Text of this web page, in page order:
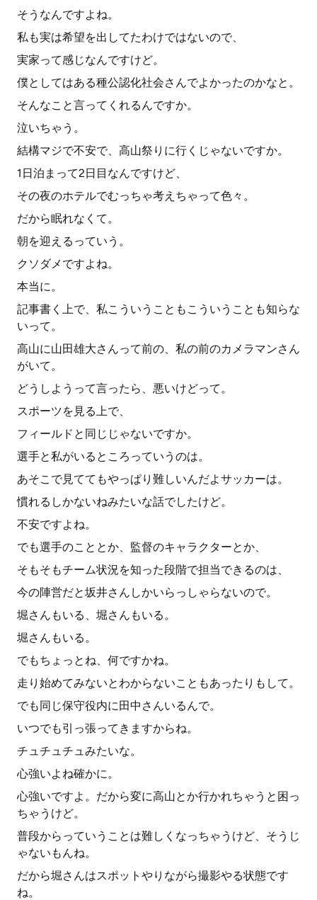
そうなんですよね。
私も実は希望を出してたわけではないので、
実家って感じなんですけど。
僕としてはある種公認化社会さんでよかったのかなと。
そんなこと言ってくれるんですか。
泣いちゃう。
結構マジで不安で、高山祭りに行くじゃないですか。
1日泊まって2日目なんですけど、
その夜のホテルでむっちゃ考えちゃって色々。
だから眠れなくて。
朝を迎えるっていう。
クソダメですよね。
本当に。
記事書く上で、私こういうこともこういうことも知らな
いって。
高山に山田雄大さんって前の、私の前のカメラマンさん
がいて。
どうしようって言ったら、悪いけどって。
スポーツを見る上で、
フィールドと同じじゃないですか。
選手と私がいるところっていうのは。
あそこで見ててもやっぱり難しいんだよサッカーは。
慣れるしかないねみたいな話でしたけど。
不安ですよね。
でも選手のこととか、監督のキャラクターとか、
そもそもチーム状況を知った段階で担当できるのは、
今の陣営だと坂井さんしかいらっしゃらないので。
堀さんもいる、堀さんもいる。
堀さんもいる。
でもちょっとね、何ですかね。
走り始めてみないとわからないこともあったりもして。
でも同じ保守役内に田中さんいるんで。
いつでも引っ張ってきますからね。
チュチュチュみたいな。
心強いよね確かに。
心強いですよ。だから変に高山とか行かれちゃうと困っ
ちゃうけど。
普段からっていうことは難しくなっちゃうけど、そうじ
ゃないもんね。
だから堀さんはスポットやりながら撮影やる状態です
ね。